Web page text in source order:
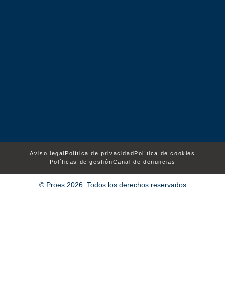
Aviso legal Política de privacidad Política de cookies
Políticas de gestiónCanal de denuncias
© Proes 2026. Todos los derechos reservados